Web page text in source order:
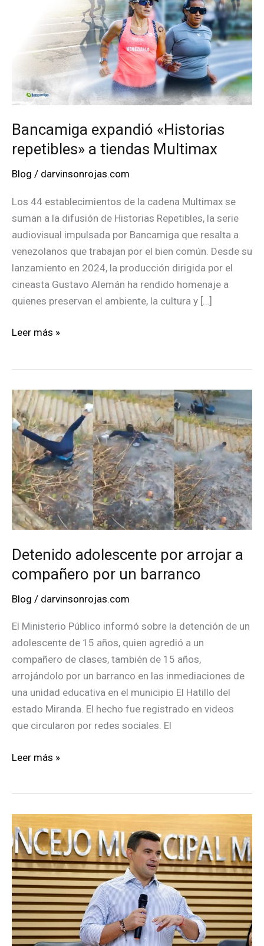
Bancamiga expandió «Historias
repetibles» a tiendas Multimax
Blog / darvinsonrojas.com
Los 44 establecimientos de la cadena Multimax se
suman a la difusión de Historias Repetibles, la serie
audiovisual impulsada por Bancamiga que resalta a
venezolanos que trabajan por el bien común. Desde su
lanzamiento en 2024, la producción dirigida por el
cineasta Gustavo Alemán ha rendido homenaje a
quienes preservan el ambiente, la cultura y […]
Bancamiga
a
tiendas
Multimax
Leer más »
Detenido adolescente por arrojar a
compañero por un barranco
Blog / darvinsonrojas.com
El Ministerio Público informó sobre la detención de un
adolescente de 15 años, quien agredió a un
compañero de clases, también de 15 años,
arrojándolo por un barranco en las inmediaciones de
una unidad educativa en el municipio El Hatillo del
estado Miranda. El hecho fue registrado en videos
que circularon por redes sociales. El
Detenido
compañero
por
un
barranco
Leer más »